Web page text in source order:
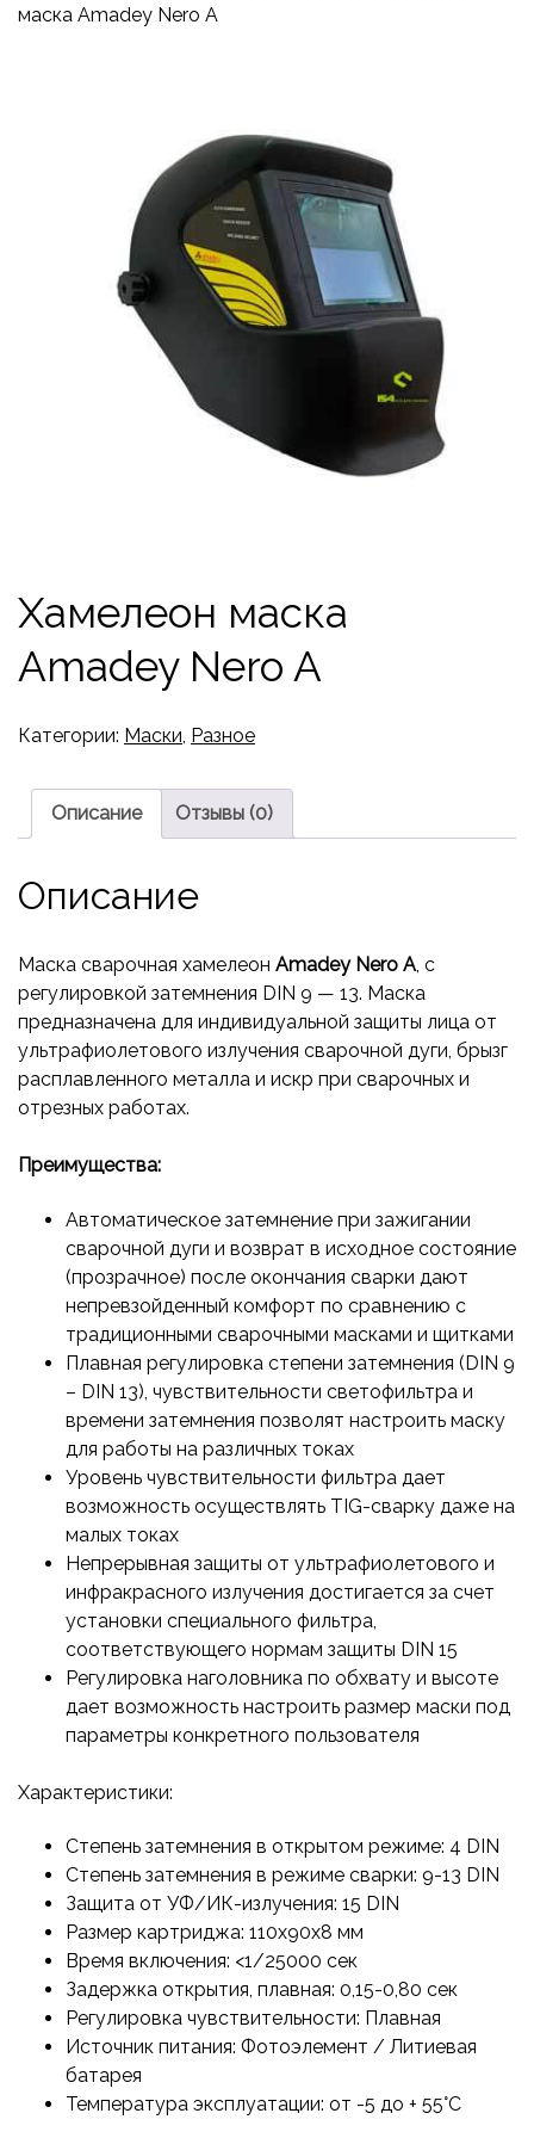
маска Amadey Nero A
Хамелеон маска
Amadey Nero A
Категории: Маски, Разное
Описание Отзывы (0)
Описание
Маска сварочная хамелеон Amadey Nero A, с
регулировкой затемнения DIN 9 — 13. Маска
предназначена для индивидуальной защиты лица от
ультрафиолетового излучения сварочной дуги, брызг
расплавленного металла и искр при сварочных и
отрезных работах.
Преимущества:
Автоматическое затемнение при зажигании
сварочной дуги и возврат в исходное состояние
(прозрачное) после окончания сварки дают
непревзойденный комфорт по сравнению с
традиционными сварочными масками и щитками
Плавная регулировка степени затемнения (DIN 9
– DIN 13), чувствительности светофильтра и
времени затемнения позволят настроить маску
для работы на различных токах
Уровень чувствительности фильтра дает
возможность осуществлять TIG-сварку даже на
малых токах
Непрерывная защиты от ультрафиолетового и
инфракрасного излучения достигается за счет
установки специального фильтра,
соответствующего нормам защиты DIN 15
Регулировка наголовника по обхвату и высоте
дает возможность настроить размер маски под
параметры конкретного пользователя
Характеристики:
Степень затемнения в открытом режиме: 4 DIN
Степень затемнения в режиме сварки: 9-13 DIN
Защита от УФ/ИК-излучения: 15 DIN
Размер картриджа: 110х90х8 мм
Время включения: <1/25000 сек
Задержка открытия, плавная: 0,15-0,80 сек
Регулировка чувствительности: Плавная
Источник питания: Фотоэлемент / Литиевая
батарея
Температура эксплуатации: от -5 до + 55°С